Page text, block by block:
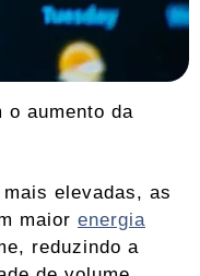
o aumento da
elevadas, as
maior energia
reduzindo a